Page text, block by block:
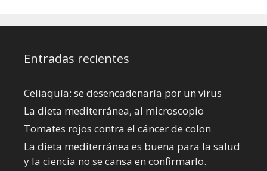
Entradas recientes
Celiaquía: se desencadenaría por un virus
La dieta mediterránea, al microscopio
Tomates rojos contra el cáncer de colon
La dieta mediterránea es buena para la salud
y la ciencia no se cansa en confirmarlo.